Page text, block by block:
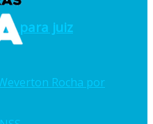
para juiz